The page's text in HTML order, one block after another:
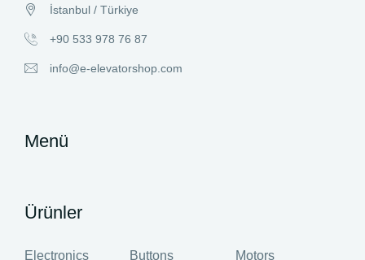
İstanbul / Türkiye
+90 533 978 76 87
info@e-elevatorshop.com
Menü
Ürünler
Electronics Buttons Motors